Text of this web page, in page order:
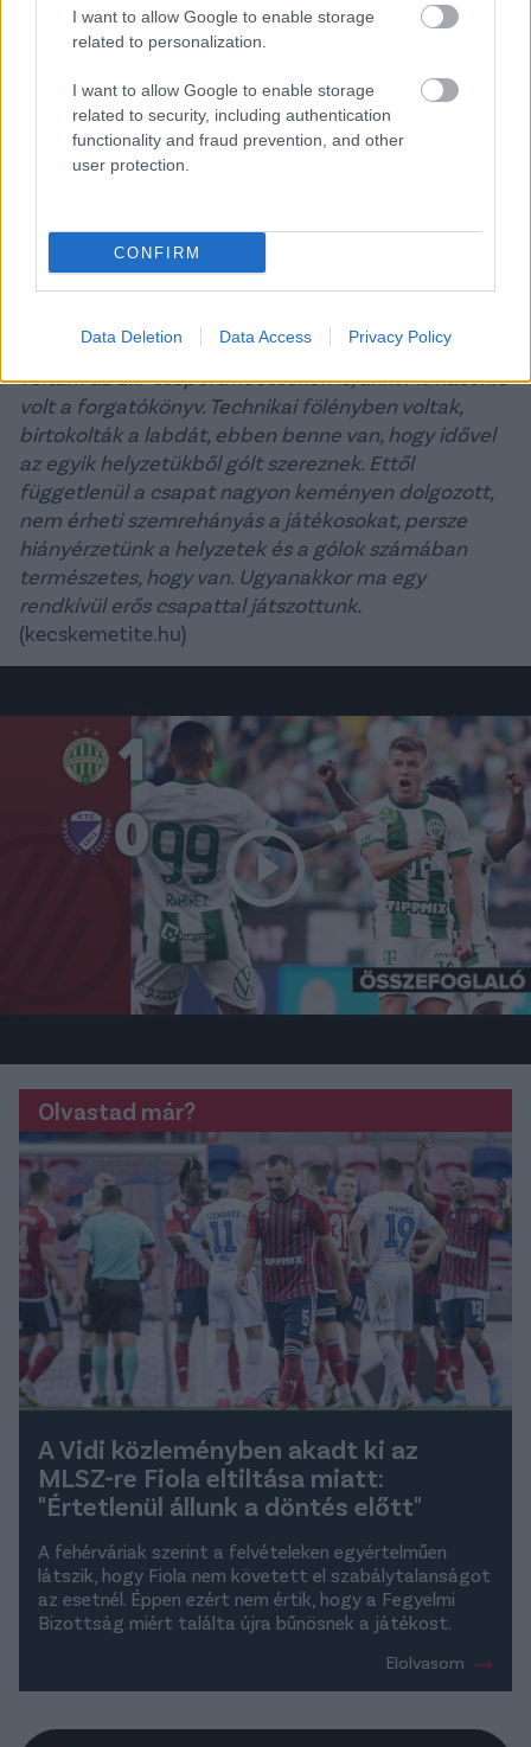
I want to allow Google to enable storage
related to personalization.
I want to allow Google to enable storage
related to security, including authentication
functionality and fraud prevention, and other
user protection.
CONFIRM
Data Deletion Data Access Privacy Policy
kockáztathatom meg, hogy egy ilyen fontos
játékosom megsérüljön. Adtam neki egy kis
Hogyha hat mérkőzést ugyanazzal a
kezdővel játszanék le, az egy öngyilkos
küldetés lenne.
Szabó István (KTE):-Az első 25 perc kifejezetten
tetszett, megvoltak a támadásaink, de utána egész
egyszerűen felőrölt minket a Ferencváros, ami egy
csapattól nem meglepő, normális, ha ez történik. Itt
voltam az Ekl-csoportmeccsükön is, akkor is hasonló
volt a forgatókönyv. Technikai fölényben voltak,
birtokolták a labdát, ebben benne van, hogy idővel
az egyik helyzetükből gólt szereznek. Ettől
függetlenül a csapat nagyon keményen dolgozott,
nem érheti szemrehányás a játékosokat, persze
hiányérzetünk a helyzetek és a gólok számában
természetes, hogy van. Ugyanakkor ma egy
rendkívül erős csapattal játszottunk.
(kecskemetite.hu)
Olvastad már?
A Vidi közleményben akadt ki az
MLSZ-re Fiola eltiltása miatt:
"Értetlenül állunk a döntés előtt"
A fehérváriak szerint a felvételeken egyértelműen
látszik, hogy Fiola nem követett el szabálytalanságot
az esetnél. Éppen ezért nem értik, hogy a Fegyelmi
Bizottság miért találta újra bűnösnek a játékost.
Elolvasom